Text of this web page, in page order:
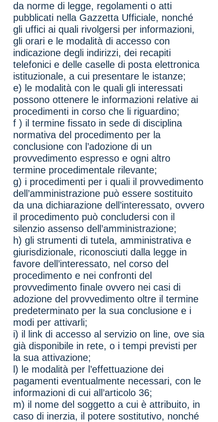
da norme di legge, regolamenti o atti
pubblicati nella Gazzetta Ufficiale, nonché
gli uffici ai quali rivolgersi per informazioni,
gli orari e le modalità di accesso con
indicazione degli indirizzi, dei recapiti
telefonici e delle caselle di posta elettronica
istituzionale, a cui presentare le istanze;
e) le modalità con le quali gli interessati
possono ottenere le informazioni relative ai
procedimenti in corso che li riguardino;
f ) il termine fissato in sede di disciplina
normativa del procedimento per la
conclusione con l’adozione di un
provvedimento espresso e ogni altro
termine procedimentale rilevante;
g) i procedimenti per i quali il provvedimento
dell’amministrazione può essere sostituito
da una dichiarazione dell’interessato, ovvero
il procedimento può concludersi con il
silenzio assenso dell’amministrazione;
h) gli strumenti di tutela, amministrativa e
giurisdizionale, riconosciuti dalla legge in
favore dell’interessato, nel corso del
procedimento e nei confronti del
provvedimento finale ovvero nei casi di
adozione del provvedimento oltre il termine
predeterminato per la sua conclusione e i
modi per attivarli;
i) il link di accesso al servizio on line, ove sia
già disponibile in rete, o i tempi previsti per
la sua attivazione;
l) le modalità per l’effettuazione dei
pagamenti eventualmente necessari, con le
informazioni di cui all’articolo 36;
m) il nome del soggetto a cui è attribuito, in
caso di inerzia, il potere sostitutivo, nonché